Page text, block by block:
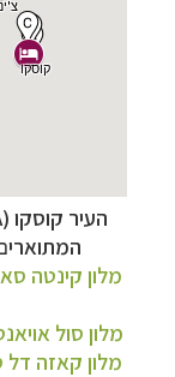
העיר קוסקו (A),
מלון קינטה
מלון סול
מלון קאזה דל